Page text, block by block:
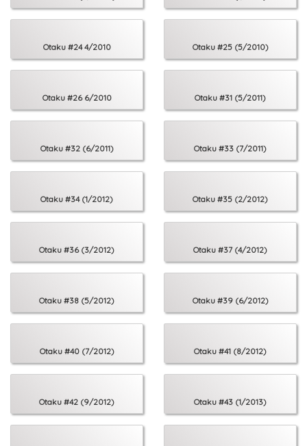
63 Manga - zrób to sam!
76 Japoński Disney - Kingdom Hearts
Otaku #24 4/2010 Otaku #25 (5/2010)
Otaku #26 6/2010 Otaku #31 (5/2011)
Otaku #32 (6/2011) Otaku #33 (7/2011)
Otaku #34 (1/2012) Otaku #35 (2/2012)
Otaku #36 (3/2012) Otaku #37 (4/2012)
Otaku #38 (5/2012) Otaku #39 (6/2012)
Otaku #40 (7/2012) Otaku #41 (8/2012)
Otaku #42 (9/2012) Otaku #43 (1/2013)